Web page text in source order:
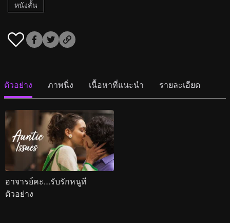
หนังสั้น
ตัวอย่าง ภาพนิ่ง เนื้อหาที่แนะนำ รายละเอียด
อาจารย์คะ…รับรักหนูที
ตัวอย่าง